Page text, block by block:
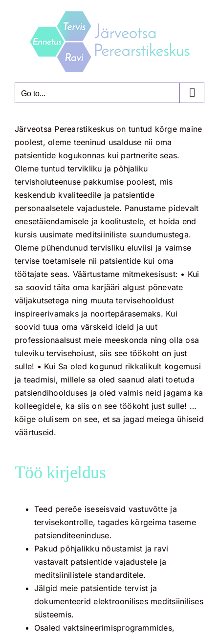
Go to...
Järveotsa Perearstikeskus on tuntud kõrge maine
poolest, oleme teeninud usalduse nii oma
patsientide kogukonnas kui partnerite seas.
Oleme tuntud tervikliku ja põhjaliku
tervishoiuteenuse pakkumise poolest, mis
keskendub kvaliteedile ja patsientide
personaalsetele vajadustele. Panustame pidevalt
enesetäiendamisele ja koolitustele, et hoida end
kursis uusimate meditsiiniliste suundumustega.
Oleme pühendunud tervisliku eluviisi ja vaimse
tervise toetamisele nii patsientide kui oma
töötajate seas. Väärtustame mitmekesisust: • Kui
sa soovid täita oma karjääri algust põnevate
väljakutsetega ning muuta tervisehooldust
inspireerivamaks ja noortepärasemaks. Kui
soovid tuua oma värskeid ideid ja uut
professionaalsust meie meeskonda ning olla osa
tuleviku tervisehoiust, siis see töökoht on just
sulle! • Kui Sa oled kogunud rikkalikult kogemusi
ja teadmisi, millele sa oled saanud alati toetuda
patsiendihoolduses ja oled valmis neid jagama ka
kolleegidele, ka siis on see töökoht just sulle! …
kõige olulisem on see, et sa jagad meiega ühiseid
väärtuseid.
Töö kirjeldus
Teed pereõe iseseisvaid vastuvõtte ja
tervisekontrolle, tagades kõrgeima taseme
patsienditeeninduse.
Pakud põhjalikku nõustamist ja ravi
vastavalt patsientide vajadustele ja
meditsiinilistele standarditele.
Jälgid meie patsientide tervist ja
dokumenteerid elektroonilises meditsiinilises
süsteemis.
Osaled vaktsineerimisprogrammides,